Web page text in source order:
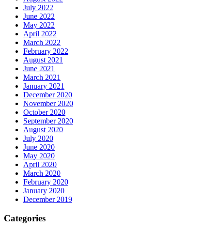
July 2022
June 2022
May 2022
April 2022
March 2022
February 2022
August 2021
June 2021
March 2021
January 2021
December 2020
November 2020
October 2020
September 2020
August 2020
July 2020
June 2020
May 2020
April 2020
March 2020
February 2020
January 2020
December 2019
Categories